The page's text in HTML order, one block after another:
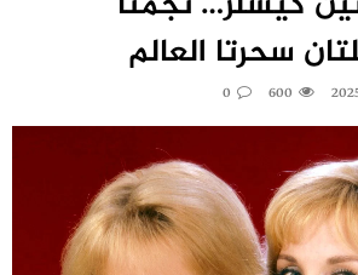
سحرتا العالم
600
0